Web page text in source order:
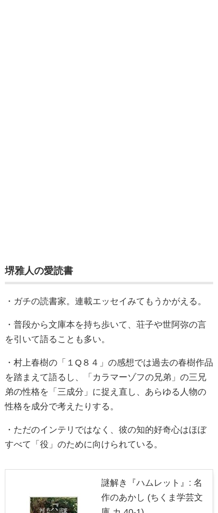
堺雅人の愛読書
・ガチの読書家。連載エッセイみてもうかがえる。
・普段から文庫本を持ち歩いて、荘子や世阿弥の言
を引いて語ることも多い。
・村上春樹の「１Q８４」の感想では過去の春樹作品
を踏まえて語るし、「カラマーゾフの兄弟」の三兄
弟の性格を「三成分」に捉え直し、あらゆる人物の
性格を成分で考えたりする。
・ただのインテリではなく、彼の知的好奇心はほぼ
すべて「役」のために向けられている。
謎解き『ハムレット』: 名
作のあかし (ちくま学芸文